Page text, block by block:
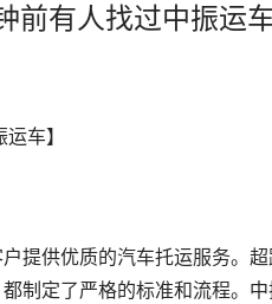
有人找过中振运车
车】
提供优质的汽车托运服务。
制定了严格的标准和流程。